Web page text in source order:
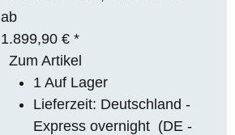
ab
1.899,90 €*
Zum Artikel
1 Auf Lager
Lieferzeit: Deutschland -
Express overnight (DE -